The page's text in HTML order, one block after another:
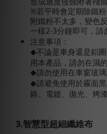
※若平時會定期除鐵
附鐵粉不太多，變色
一樣2-3分鐘即可，請
注意事項：
◆不論是車身還是鋁
用本產品，請勿在濕
◆請勿使用在車窗玻
◆請避免使用於霧面
鉻、電鍍、拋光、烤
3.智慧型超細纖維布